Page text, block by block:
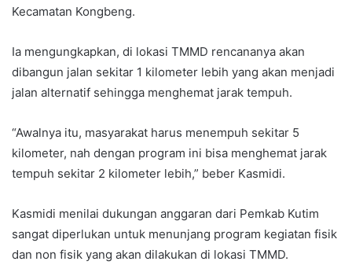
Kecamatan Kongbeng.
Ia mengungkapkan, di lokasi TMMD rencananya akan
dibangun jalan sekitar 1 kilometer lebih yang akan menjadi
jalan alternatif sehingga menghemat jarak tempuh.
“Awalnya itu, masyarakat harus menempuh sekitar 5
kilometer, nah dengan program ini bisa menghemat jarak
tempuh sekitar 2 kilometer lebih,” beber Kasmidi.
Kasmidi menilai dukungan anggaran dari Pemkab Kutim
sangat diperlukan untuk menunjang program kegiatan fisik
dan non fisik yang akan dilakukan di lokasi TMMD.